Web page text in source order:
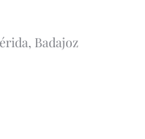
Badajoz